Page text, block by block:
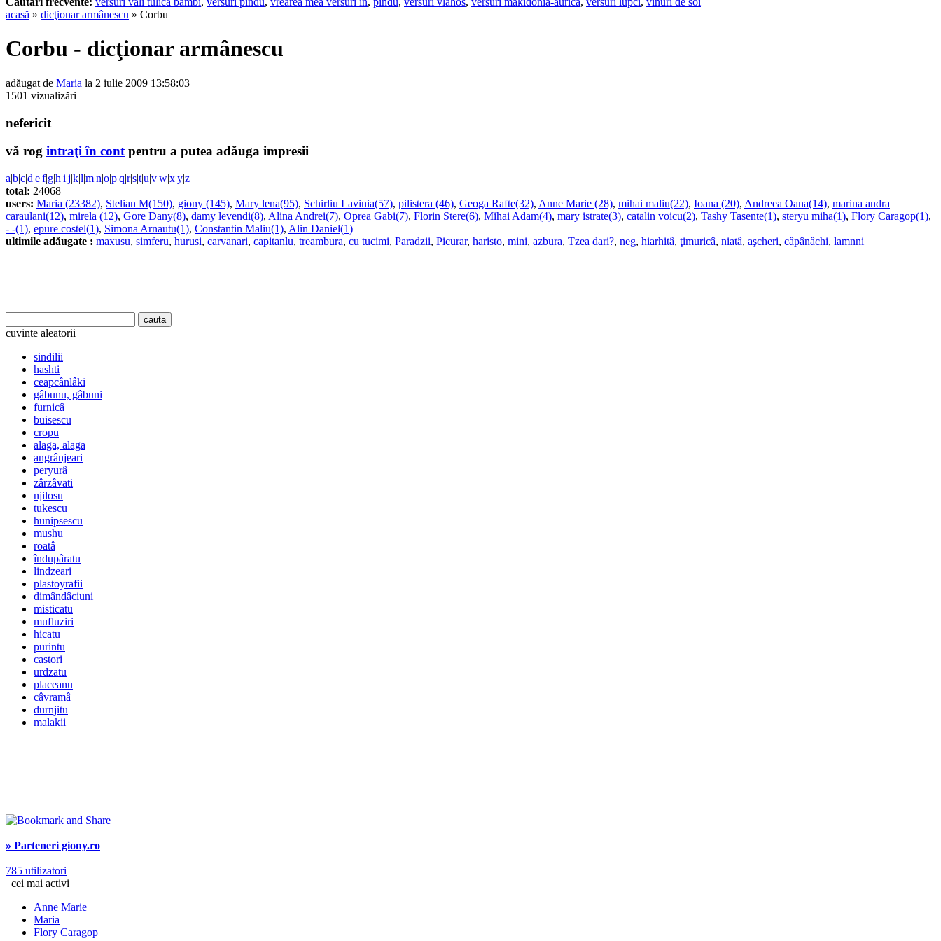
acasă » dicţionar armânescu » Corbu
Corbu - dicţionar armânescu
adăugat de Maria la 2 iulie 2009 13:58:03
1501 vizualizări
nefericit
vă rog intraţi în contpentru a putea adăuga impresii
a|b|c|d|e|f|g|h|i|j|k|l|m|n|o|p|q|r|s|t|u|v|w|x|y|z
total: 24068
users: Maria (23382), Stelian M(150), giony (145), Mary lena(95), Schirliu Lavinia(57), pilistera (46), Geoga Rafte(32), Anne Marie (28), mihai maliu(22), Ioana (20), Andreea Oana(14), marina andra
caraulani(12), mirela (12), Gore Dany(8), damy levendi(8), Alina Andrei(7), Oprea Gabi(7), Florin Stere(6), Mihai Adam(4), mary istrate(3), catalin voicu(2), Tashy Tasente(1), steryu miha(1), Flory Caragop(1),
- -(1), epure costel(1), Simona Arnautu(1), Constantin Maliu(1), Alin Daniel(1)
ultimile adăugate : maxusu, simferu, hurusi, carvanari, capitanlu, treambura, cu tucimi, Paradzii, Picurar, haristo, mini, azbura, Tzea dari?, neg, hiarhitâ, ţimuricâ, niatâ, aşcheri, câpânâchi, lamnni
cuvinte aleatorii
sindilii
hashti
ceapcânlâki
gâbunu, gâbuni
furnicâ
buisescu
cropu
alaga, alaga
angrânjeari
peryurâ
zârzâvati
njilosu
tukescu
hunipsescu
mushu
roatâ
îndupâratu
lindzeari
plastoyrafii
dimândâciuni
misticatu
mufluziri
hicatu
purintu
castori
urdzatu
placeanu
câvramâ
durnjitu
malakii
» Parteneri giony.ro
785 utilizatori
cei mai activi
Anne Marie
Maria
Flory Caragop